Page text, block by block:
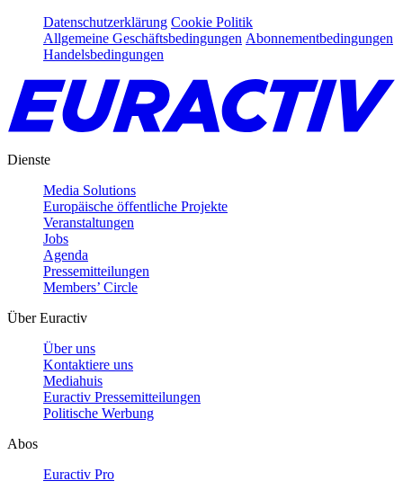
Datenschutzerklärung Cookie Politik
Allgemeine Geschäftsbedingungen Abonnementbedingungen
Handelsbedingungen
Dienste
Media Solutions
Europäische öffentliche Projekte
Veranstaltungen
Jobs
Agenda
Pressemitteilungen
Members’ Circle
Über Euractiv
Über uns
Kontaktiere uns
Mediahuis
Euractiv Pressemitteilungen
Politische Werbung
Abos
Euractiv Pro